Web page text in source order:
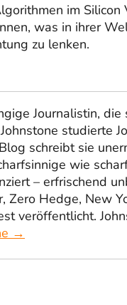
im
was in ihrer
zu lenken.
Journalistin,
studierte
schreibt sie
wie
– erfrischend
Zero Hedge, New
veröffentlicht.
→